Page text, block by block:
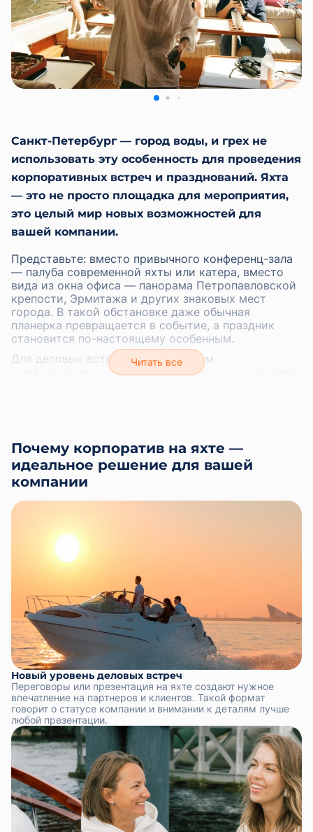
Санкт-Петербург — город воды, и грех не
использовать эту особенность для проведения
корпоративных встреч и празднований. Яхта
— это не просто площадка для мероприятия,
это целый мир новых возможностей для
вашей компании.
Представьте: вместо привычного конференц-зала
— палуба современной яхты или катера, вместо
вида из окна офиса — панорама Петропавловской
крепости, Эрмитажа и других знаковых мест
города. В такой обстановке даже обычная
планерка превращается в событие, а праздник
становится по-настоящему особенным.
Для деловых встреч мы предлагаем
комфортабельные яхты с оборудованными зонами
Наша команда берет на себя все организацию: от
подбора подходящей яхты и разработки маршрута
до организации питания и развлекательной
программы. Мы знаем, как сделать
ваш корпоратив эффективным и запоминающимся.
Почему корпоратив на яхте —
идеальное решение для вашей
компании
Новый уровень деловых встреч
Переговоры или презентация на яхте создают нужное
впечатление на партнеров и клиентов. Такой формат
говорит о статусе компании и внимании к деталям лучше
любой презентации.